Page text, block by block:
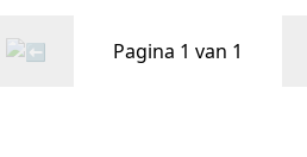
Pagina 1 van 1